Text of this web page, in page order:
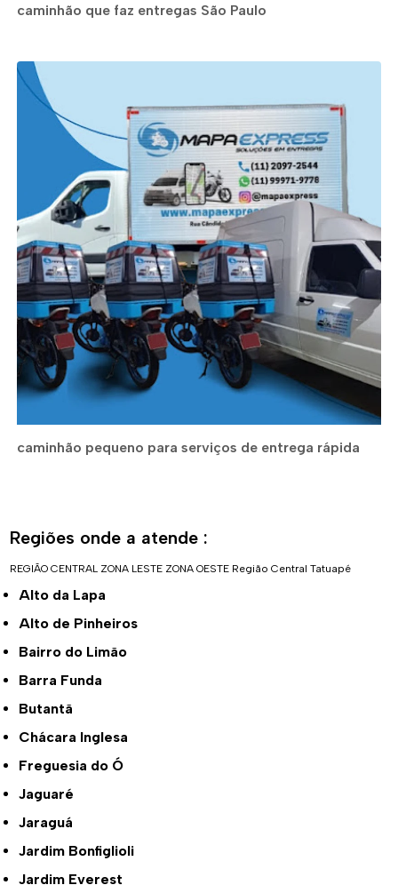
caminhão que faz entregas São Paulo
caminhão pequeno para serviços de entrega rápida
Regiões onde a atende :
REGIÃO CENTRAL ZONA LESTE ZONA OESTE Região Central Tatuapé
Alto da Lapa
Alto de Pinheiros
Bairro do Limão
Barra Funda
Butantã
Chácara Inglesa
Freguesia do Ó
Jaguaré
Jaraguá
Jardim Bonfiglioli
Jardim Everest